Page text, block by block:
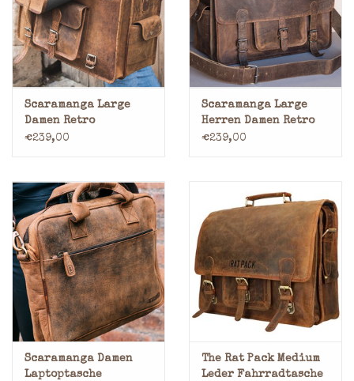
Scaramanga Large
Damen Retro
Schultasche Hunter
€239,00
Scaramanga Large
Herren Damen Retro
Schultasche Hunter
€239,00
Scaramanga Damen
Laptoptasche
The Rat Pack Medium
Leder Fahrradtasche